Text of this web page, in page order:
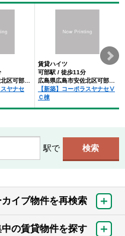
スヤナセ
賃貸ハイツ
可部駅 / 徒歩11分
【新築】コーポラスヤナセⅤ
Ｃ棟
駅で
イブ物件を再検索
の賃貸物件を探す